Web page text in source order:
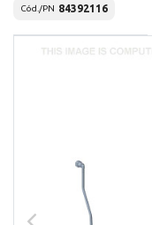
Cód./PN 84392116